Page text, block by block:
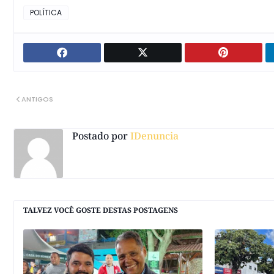
POLÍTICA
ANTIGOS
Postado porIDenuncia
TALVEZ VOCÊ GOSTE DESTAS POSTAGENS